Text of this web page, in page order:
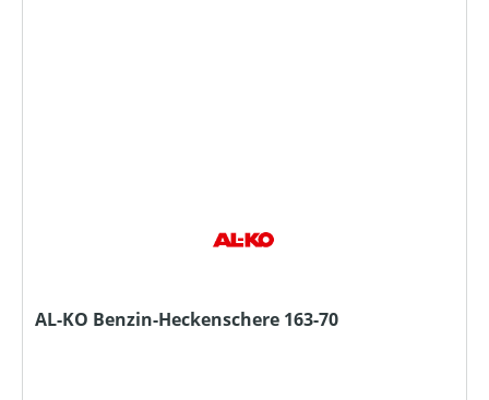
AL-KO Benzin-Heckenschere 163-70